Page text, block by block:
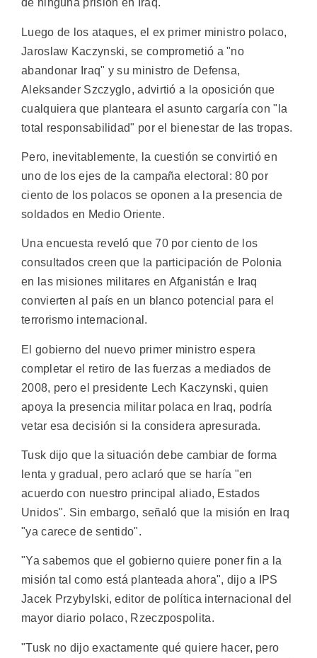
de ninguna prisión en Iraq.
Luego de los ataques, el ex primer ministro polaco,
Jaroslaw Kaczynski, se comprometió a "no
abandonar Iraq" y su ministro de Defensa,
Aleksander Szczyglo, advirtió a la oposición que
cualquiera que planteara el asunto cargaría con "la
total responsabilidad" por el bienestar de las tropas.
Pero, inevitablemente, la cuestión se convirtió en
uno de los ejes de la campaña electoral: 80 por
ciento de los polacos se oponen a la presencia de
soldados en Medio Oriente.
Una encuesta reveló que 70 por ciento de los
consultados creen que la participación de Polonia
en las misiones militares en Afganistán e Iraq
convierten al país en un blanco potencial para el
terrorismo internacional.
El gobierno del nuevo primer ministro espera
completar el retiro de las fuerzas a mediados de
2008, pero el presidente Lech Kaczynski, quien
apoya la presencia militar polaca en Iraq, podría
vetar esa decisión si la considera apresurada.
Tusk dijo que la situación debe cambiar de forma
lenta y gradual, pero aclaró que se haría "en
acuerdo con nuestro principal aliado, Estados
Unidos". Sin embargo, señaló que la misión en Iraq
"ya carece de sentido".
"Ya sabemos que el gobierno quiere poner fin a la
misión tal como está planteada ahora", dijo a IPS
Jacek Przybylski, editor de política internacional del
mayor diario polaco, Rzeczpospolita.
"Tusk no dijo exactamente qué quiere hacer, pero